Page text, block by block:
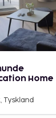
Home
Tyskland